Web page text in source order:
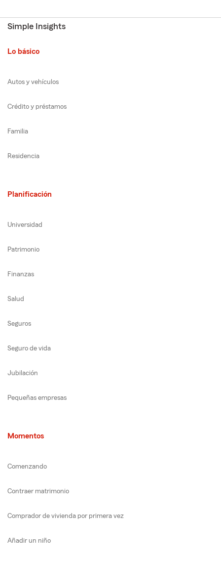
Simple Insights
Lo básico
Autos y vehículos
Crédito y préstamos
Familia
Residencia
Planificación
Universidad
Patrimonio
Finanzas
Salud
Seguros
Seguro de vida
Jubilación
Pequeñas empresas
Momentos
Comenzando
Contraer matrimonio
Comprador de vivienda por primera vez
Añadir un niño